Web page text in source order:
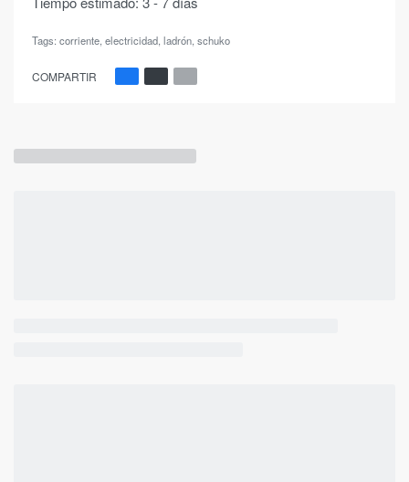
Tags: corriente, electricidad, ladrón, schuko
COMPARTIR